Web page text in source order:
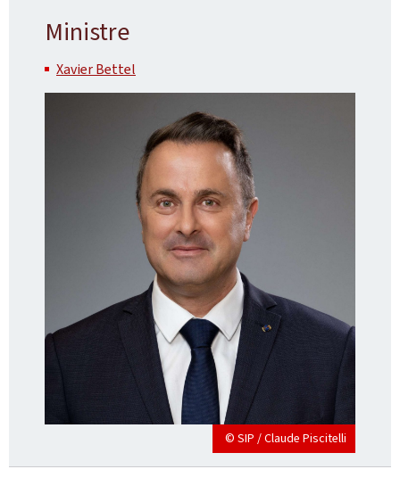
Ministre
Xavier Bettel
© SIP / Claude Piscitelli